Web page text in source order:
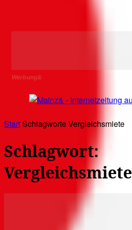
Werbung&
StartSchlagworteVergleichsmiete
Schlagwort:
Vergleichsmiete